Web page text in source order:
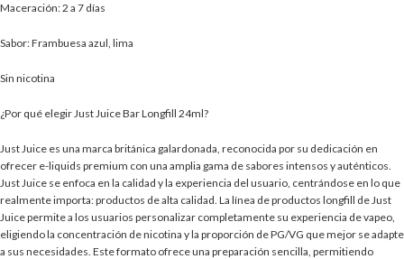
Maceración: 2 a 7 días
Sabor: Frambuesa azul, lima
Sin nicotina
¿Por qué elegir Just Juice Bar Longfill 24ml?
Just Juice es una marca británica galardonada, reconocida por su dedicación en
ofrecer e-liquids premium con una amplia gama de sabores intensos y auténticos.
Just Juice se enfoca en la calidad y la experiencia del usuario, centrándose en lo que
realmente importa: productos de alta calidad. La línea de productos longfill de Just
Juice permite a los usuarios personalizar completamente su experiencia de vapeo,
eligiendo la concentración de nicotina y la proporción de PG/VG que mejor se adapte
a sus necesidades. Este formato ofrece una preparación sencilla, permitiendo